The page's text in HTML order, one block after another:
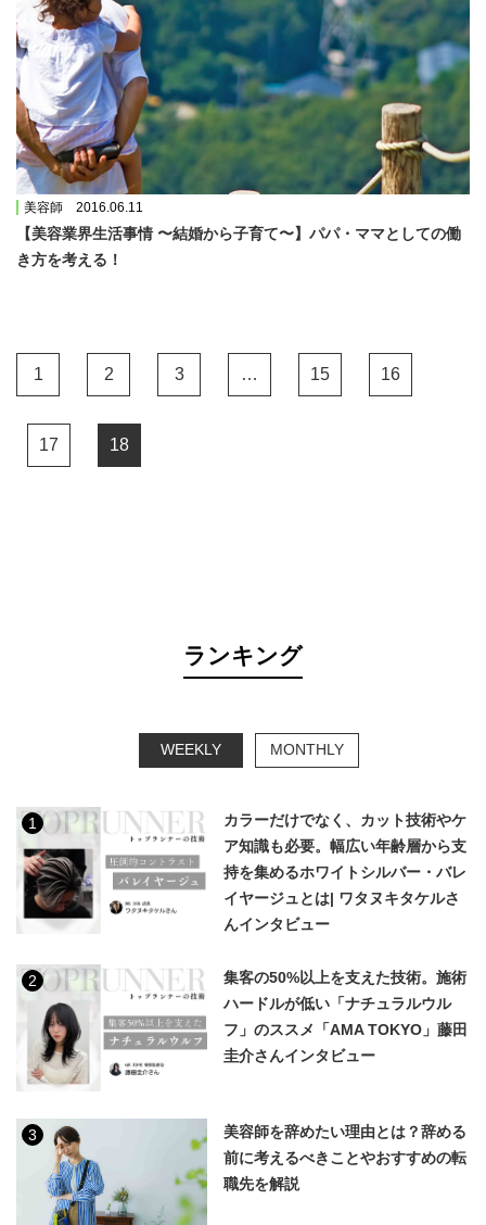
美容師 2016.06.11
【美容業界生活事情 〜結婚から子育て〜】パパ・ママとしての働
き方を考える！
1 2 3 … 15 16
17 18
ランキング
WEEKLY MONTHLY
1
カラーだけでなく、カット技術やケ
ア知識も必要。幅広い年齢層から支
持を集めるホワイトシルバー・バレ
イヤージュとは| ワタヌキタケルさ
んインタビュー
2
集客の50%以上を支えた技術。施術
ハードルが低い「ナチュラルウル
フ」のススメ「AMA TOKYO」藤田
圭介さんインタビュー
3
美容師を辞めたい理由とは？辞める
前に考えるべきことやおすすめの転
職先を解説